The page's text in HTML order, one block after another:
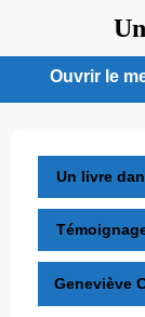
contenu
Ouvrir le
Un livre
Geneviève